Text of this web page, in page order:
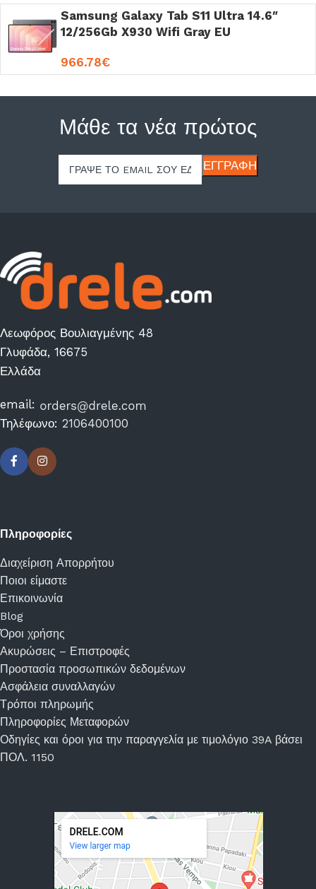
Samsung Galaxy Tab S11 Ultra 14.6″
12/256Gb X930 Wifi Gray EU
966.78€
Μάθε τα νέα πρώτος
Λεωφόρος Βουλιαγμένης 48
Γλυφάδα, 16675
Ελλάδα
email:
Τηλέφωνο: 2106400100
Πληροφορίες
Διαχείριση Απορρήτου
Ποιοι είμαστε
Επικοινωνία
Blog
Όροι χρήσης
Ακυρώσεις – Επιστροφές
Προστασία προσωπικών δεδομένων
Ασφάλεια συναλλαγών
Τρόποι πληρωμής
Πληροφορίες Μεταφορών
Οδηγίες και όροι για την παραγγελία με τιμολόγιο 39A βάσει
ΠΟΛ. 1150